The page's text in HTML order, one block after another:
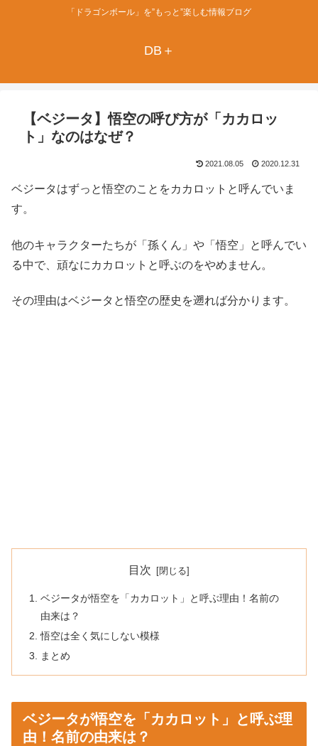
「ドラゴンボール」を”もっと”楽しむ情報ブログ
DB＋
【ベジータ】悟空の呼び方が「カカロッ
ト」なのはなぜ？
2021.08.05 2020.12.31
ベジータはずっと悟空のことをカカロットと呼んでいま
す。
他のキャラクターたちが「孫くん」や「悟空」と呼んでい
る中で、頑なにカカロットと呼ぶのをやめません。
その理由はベジータと悟空の歴史を遡れば分かります。
目次
ベジータが悟空を「カカロット」と呼ぶ理由！名前の
由来は？
悟空は全く気にしない模様
まとめ
ベジータが悟空を「カカロット」と呼ぶ理
由！名前の由来は？